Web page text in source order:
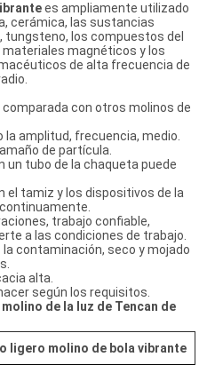
es ampliamente utilizado
cerámica, las sustancias
tungsteno, los compuestos del
materiales magnéticos y los
de alta frecuencia de
con otros molinos de
amplitud, frecuencia, medio.
de partícula.
un tubo de la chaqueta puede
el tamiz y los dispositivos de la
trabajo confiable,
a las condiciones de trabajo.
contaminación, seco y mojado
alta.
según los requisitos.
de la luz de Tencan de
ligero molino de bola vibrante